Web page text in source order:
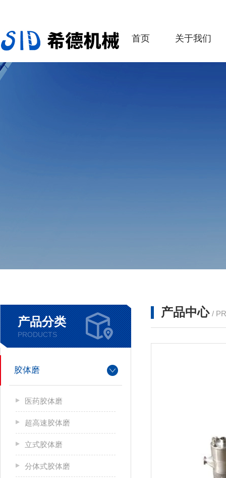
首页 关于我们
产品分类
PRODUCTS
胶体磨
医药胶体磨
超高速胶体磨
立式胶体磨
分体式胶体磨
产品中心 /